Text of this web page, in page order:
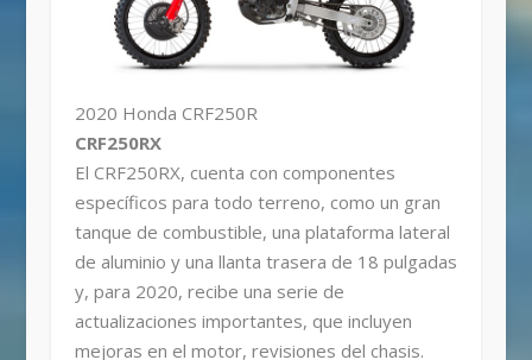
2020 Honda CRF250R
CRF250RX
El CRF250RX, cuenta con componentes
específicos para todo terreno, como un gran
tanque de combustible, una plataforma lateral
de aluminio y una llanta trasera de 18 pulgadas
y, para 2020, recibe una serie de
actualizaciones importantes, que incluyen
mejoras en el motor, revisiones del chasis.